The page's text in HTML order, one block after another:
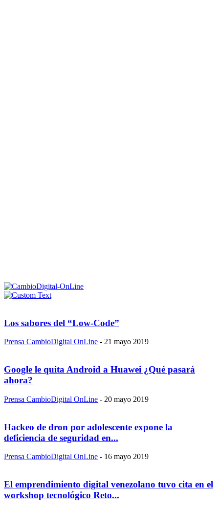
Los sabores del “Low-Code”
Prensa CambioDigital OnLine - 21 mayo 2019
Google le quita Android a Huawei ¿Qué pasará
ahora?
Prensa CambioDigital OnLine - 20 mayo 2019
Hackeo de dron por adolescente expone la
deficiencia de seguridad en...
Prensa CambioDigital OnLine - 16 mayo 2019
El emprendimiento digital venezolano tuvo cita en el
workshop tecnológico Reto...